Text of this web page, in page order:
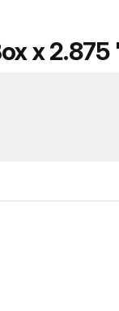
x 2.875